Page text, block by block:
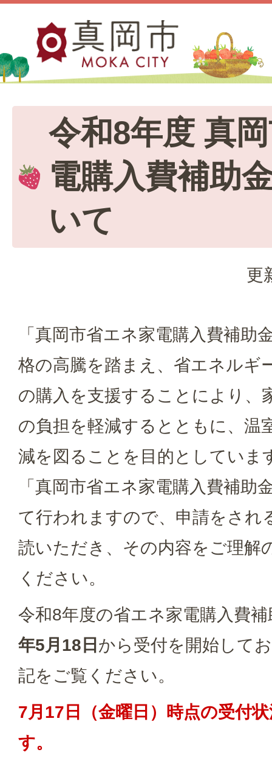
令和8年度 真
電購入費補助
いて
更
「真岡市省エネ家電購入費補助
格の高騰を踏まえ、省エネルギ
の購入を支援することにより、
の負担を軽減するとともに、温
減を図ることを目的としていま
「真岡市省エネ家電購入費補助
て行われますので、申請をされ
読いただき、その内容をご理解
ください。
令和8年度の省エネ家電購入費
年5月18日 から受付を開始して
記をご覧ください。
7月17日（金曜日）時点の受付
す。